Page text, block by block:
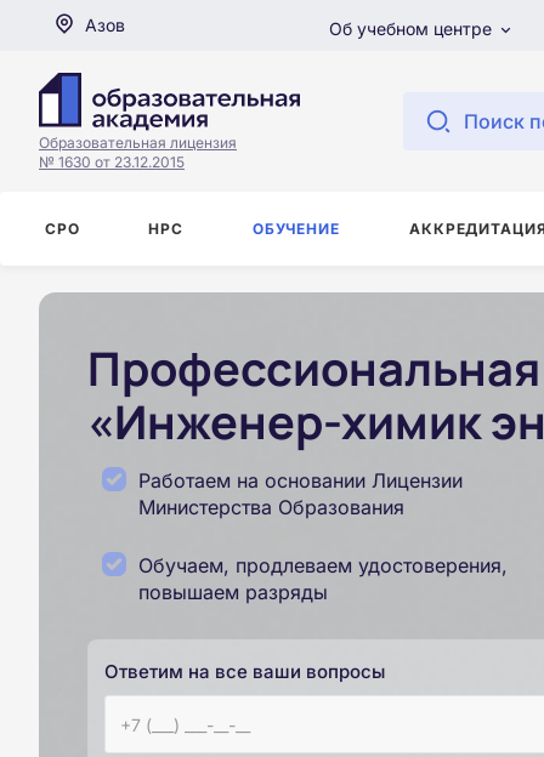
Азов Об учебном центре
Образовательная лицензия
№ 1630 от 23.12.2015
Поиск
СРО НРС ОБУЧЕНИЕ
«Инженер-химик
Работаем на основании Лицензии
Министерства Образования
Обучаем, продлеваем удостоверения,
повышаем разряды
Ответим на все ваши вопросы